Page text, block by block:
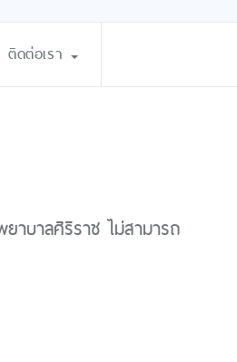
ติดต่อเรา
าบาลศิริราช ไม่สามารถ